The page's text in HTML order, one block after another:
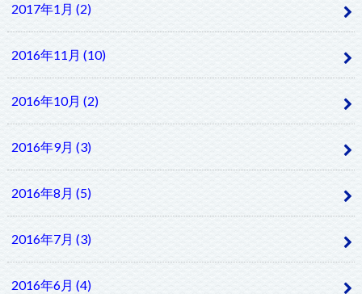
2017年1月 (2)
2016年11月 (10)
2016年10月 (2)
2016年9月 (3)
2016年8月 (5)
2016年7月 (3)
2016年6月 (4)